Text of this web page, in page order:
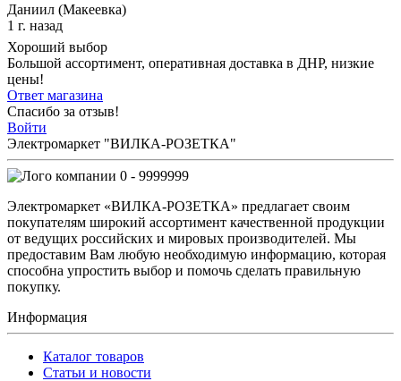
Даниил (Макеевка)
1 г. назад
Хороший выбор
Большой ассортимент, оперативная доставка в ДНР, низкие
цены!
Ответ магазина
Спасибо за отзыв!
Войти
Электромаркет "ВИЛКА-РОЗЕТКА"
0 - 9999999
Электромаркет «ВИЛКА-РОЗЕТКА» предлагает своим
покупателям широкий ассортимент качественной продукции
от ведущих российских и мировых производителей. Мы
предоставим Вам любую необходимую информацию, которая
способна упростить выбор и помочь сделать правильную
покупку.
Информация
Каталог товаров
Статьи и новости